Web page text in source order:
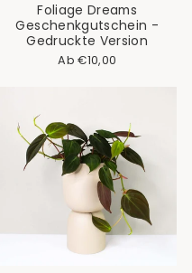
Foliage Dreams
Geschenkgutschein -
Gedruckte Version
Ab €10,00